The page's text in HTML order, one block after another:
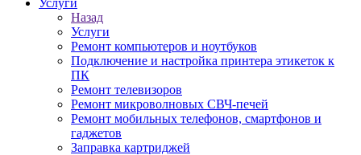
Услуги
Назад
Услуги
Ремонт компьютеров и ноутбуков
Подключение и настройка принтера этикеток к
ПК
Ремонт телевизоров
Ремонт микроволновых СВЧ-печей
Ремонт мобильных телефонов, смартфонов и
гаджетов
Заправка картриджей